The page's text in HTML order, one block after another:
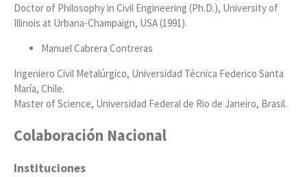
Doctor of Philosophy in Civil Engineering (Ph.D.), University of
Illinois at Urbana-Champaign, USA (1991).
Manuel Cabrera Contreras
Ingeniero Civil Metalúrgico, Universidad Técnica Federico Santa
María, Chile.
Master of Science, Universidad Federal de Rio de Janeiro, Brasil.
Colaboración Nacional
Instituciones